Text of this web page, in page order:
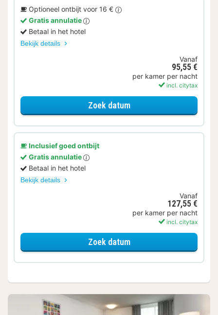
Optioneel ontbijt voor 16 €
Gratis annulatie
Betaal in het hotel
Bekijk details
Vanaf
95,55 €
per kamer per nacht
incl. citytax
Zoek datumvoor Standaard Kamer
Inclusief goed ontbijt
Gratis annulatie
Betaal in het hotel
Bekijk details
Vanaf
127,55 €
per kamer per nacht
incl. citytax
Zoek datumvoor Standaard Kamer